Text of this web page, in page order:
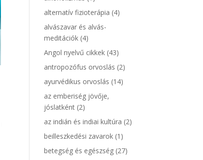
alternatív fizioterápia (4)
alvászavar és alvás-
meditációk (4)
Angol nyelvű cikkek (43)
antropozófus orvoslás (2)
ayurvédikus orvoslás (14)
az emberiség jövője,
jóslatként (2)
az indián és indiai kultúra (2)
beilleszkedési zavarok (1)
betegség és egészség (27)